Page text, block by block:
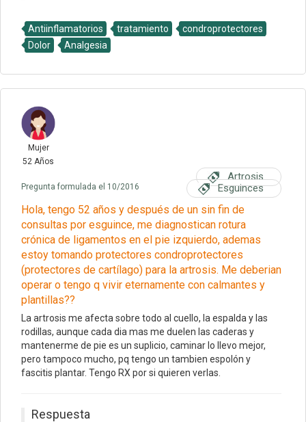
Antiinflamatorios tratamiento
condroprotectores
Dolor
Analgesia
Mujer
52 Años
Pregunta formulada el 10/2016
Artrosis
Esguinces
Hola, tengo 52 años y después de un sin fin de
consultas por esguince, me diagnostican rotura
crónica de ligamentos en el pie izquierdo, ademas
estoy tomando protectores condroprotectores
(protectores de cartílago) para la artrosis. Me deberian
operar o tengo q vivir eternamente con calmantes y
plantillas??
La artrosis me afecta sobre todo al cuello, la espalda y las
rodillas, aunque cada dia mas me duelen las caderas y
mantenerme de pie es un suplicio, caminar lo llevo mejor,
pero tampoco mucho, pq tengo un tambien espolón y
fascitis plantar. Tengo RX por si quieren verlas.
Respuesta